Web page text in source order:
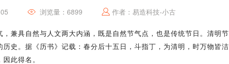
浏览量：6899 作者：易造科技-小古
兼具自然与人文两大内涵，既是自然节气点，也是传统节日。清明节
史。据《历书》记载：春分后十五日，斗指丁，为清明，时万物皆洁
此得名。